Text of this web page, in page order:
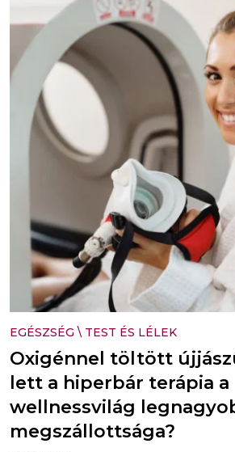
EGÉSZSÉG \ TEST ÉS LÉLEK
Oxigénnel töltött
lett a hiperbár terápia a
wellnessvilág
megszállottsága?